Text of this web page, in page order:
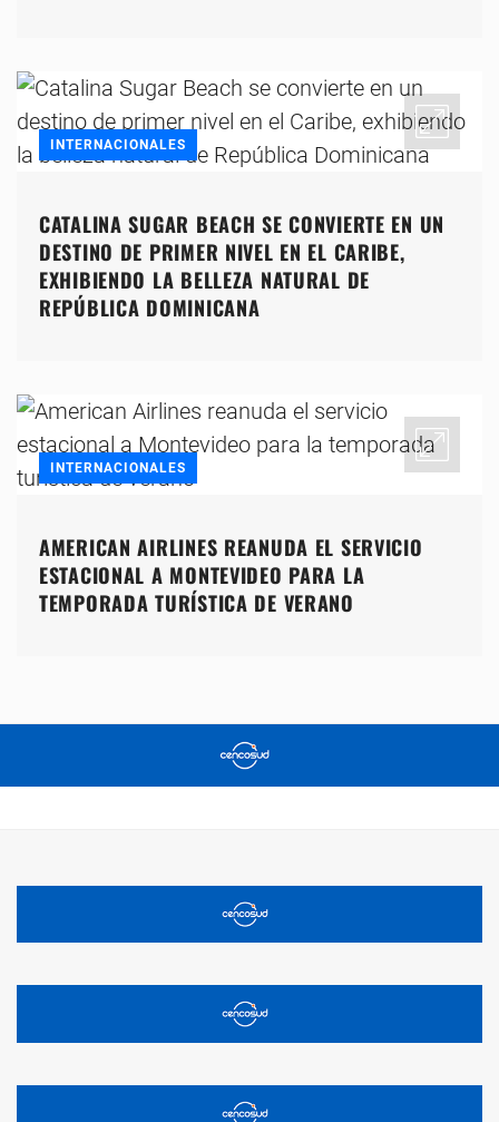
INTERNACIONALES
CATALINA SUGAR BEACH SE CONVIERTE EN UN
DESTINO DE PRIMER NIVEL EN EL CARIBE,
EXHIBIENDO LA BELLEZA NATURAL DE
REPÚBLICA DOMINICANA
INTERNACIONALES
AMERICAN AIRLINES REANUDA EL SERVICIO
ESTACIONAL A MONTEVIDEO PARA LA
TEMPORADA TURÍSTICA DE VERANO